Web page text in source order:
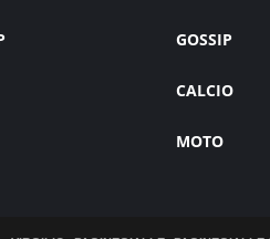
GOSSIP
CALCIO
MOTO